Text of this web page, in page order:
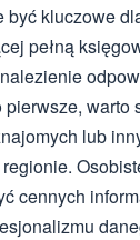
być kluczowe
pełną
pierwsze, warto
lub
cennych